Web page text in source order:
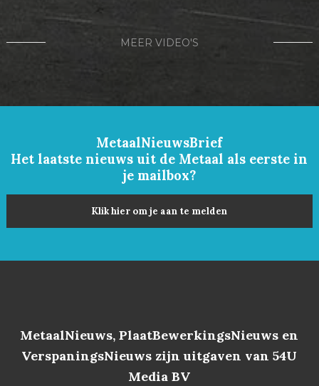
MEER VIDEO'S
MetaalNieuwsBrief
Het laatste nieuws uit de Metaal als eerste in
je mailbox?
Klik hier om je aan te melden
MetaalNieuws, PlaatBewerkingsNieuws en
VerspaningsNieuws zijn uitgaven van 54U
Media BV